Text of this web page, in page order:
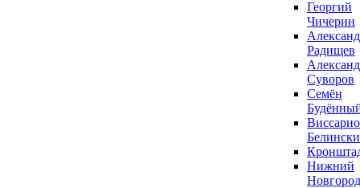
Георгий
Чичерин
Радищев
Суворов
Семён
Нижний
Новгород